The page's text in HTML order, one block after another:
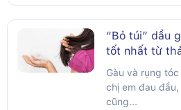
“Bỏ túi” dầu
tốt nhất từ
Gàu và rụng
chị em đau
cũng...